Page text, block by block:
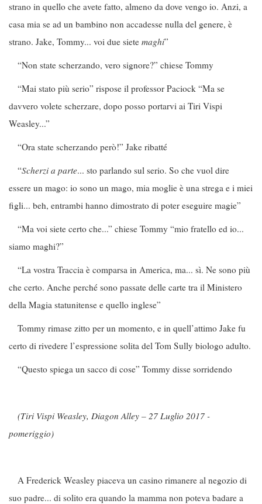
strano in quello che avete fatto, almeno da dove vengo io. Anzi, a
casa mia se ad un bambino non accadesse nulla del genere, è
strano. Jake, Tommy... voi due siete maghi”
“Non state scherzando, vero signore?” chiese Tommy
“Mai stato più serio” rispose il professor Paciock “Ma se
davvero volete scherzare, dopo posso portarvi ai Tiri Vispi
Weasley...”
“Ora state scherzando però!” Jake ribatté
“Scherzi a parte... sto parlando sul serio. So che vuol dire
essere un mago: io sono un mago, mia moglie è una strega e i miei
figli... beh, entrambi hanno dimostrato di poter eseguire magie”
“Ma voi siete certo che...” chiese Tommy “mio fratello ed io...
siamo maghi?”
“La vostra Traccia è comparsa in America, ma... sì. Ne sono più
che certo. Anche perché sono passate delle carte tra il Ministero
della Magia statunitense e quello inglese”
Tommy rimase zitto per un momento, e in quell’attimo Jake fu
certo di rivedere l’espressione solita del Tom Sully biologo adulto.
“Questo spiega un sacco di cose” Tommy disse sorridendo
(Tiri Vispi Weasley, Diagon Alley – 27 Luglio 2017 -
pomeriggio)
A Frederick Weasley piaceva un casino rimanere al negozio di
suo padre... di solito era quando la mamma non poteva badare a